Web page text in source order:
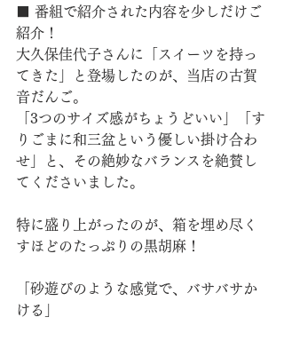
■ 番組で紹介された内容を少しだけご
紹介！
大久保佳代子さんに「スイーツを持っ
てきた」と登場したのが、当店の古賀
音だんご。
「3つのサイズ感がちょうどいい」「す
りごまに和三盆という優しい掛け合わ
せ」と、その絶妙なバランスを絶賛し
てくださいました。
特に盛り上がったのが、箱を埋め尽く
すほどのたっぷりの黒胡麻！
「砂遊びのような感覚で、バサバサか
ける」